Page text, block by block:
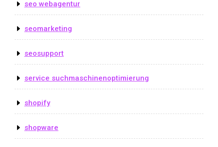
seo webagentur
seomarketing
seosupport
service suchmaschinenoptimierung
shopify
shopware